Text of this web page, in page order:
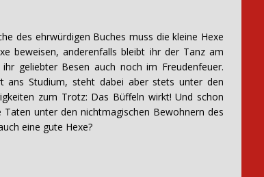
des ehrwürdigen Buches muss die kleine Hexe
beweisen, anderenfalls bleibt ihr der Tanz am
geliebter Besen auch noch im Freudenfeuer.
Studium, steht dabei aber stets unter den
zum Trotz: Das Büffeln wirkt! Und schon
unter den nichtmagischen Bewohnern des
eine gute Hexe?